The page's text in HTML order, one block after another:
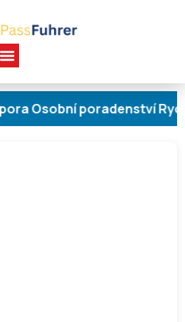
poradenství Rychlé